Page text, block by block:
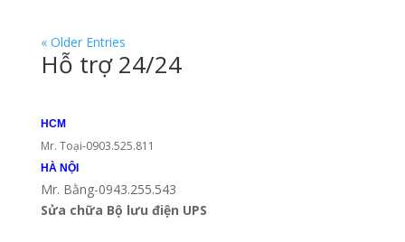
« Older Entries
Hỗ trợ 24/24
HCM
Mr. Toại-0903.525.811
HÀ NỘI
Mr. Bằng-0943.255.543
Sửa chữa Bộ lưu điện UPS